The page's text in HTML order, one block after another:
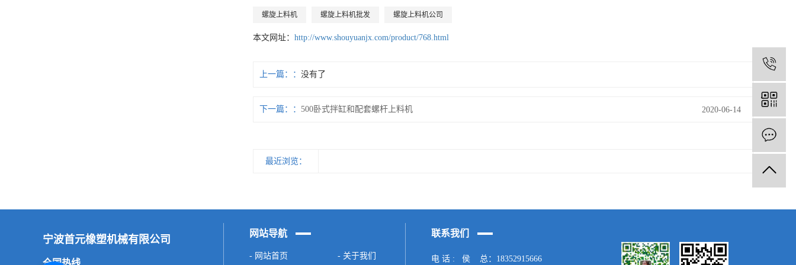
螺旋上料机 螺旋上料机批发 螺旋上料机公司
本文网址： http://www.shouyuanjx.com/product/768.html
上一篇： 没有了
下一篇： 500卧式拌缸和配套螺杆上料机 2020-06-14
最近浏览：
宁波首元橡塑机械有限公司
全国热线
网站导航
- 网站首页 - 关于我们
联系我们
电 话 : 侯 总：18352915666